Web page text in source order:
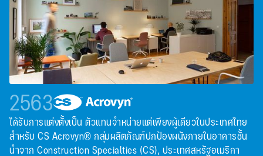
2563
ได้รับการแต่งตั้งเป็น ตัวแทนจําหน่ายแต่เพียงผู้เดียวในประเทศไทย
สําหรับ CS Acrovyn® กลุ่มผลิตภัณฑ์ปกป้องผนังภายในอาคารชั้น
นําจาก Construction Specialties (CS), ประเทศสหรัฐอเมริกา